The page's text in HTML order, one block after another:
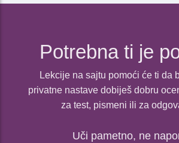
Potrebna ti je
Lekcije na sajtu pomoći će ti da
privatne nastave dobiješ dobru
za test, pismeni ili za
Uči pametno, ne